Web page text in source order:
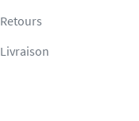
Retours
Livraison